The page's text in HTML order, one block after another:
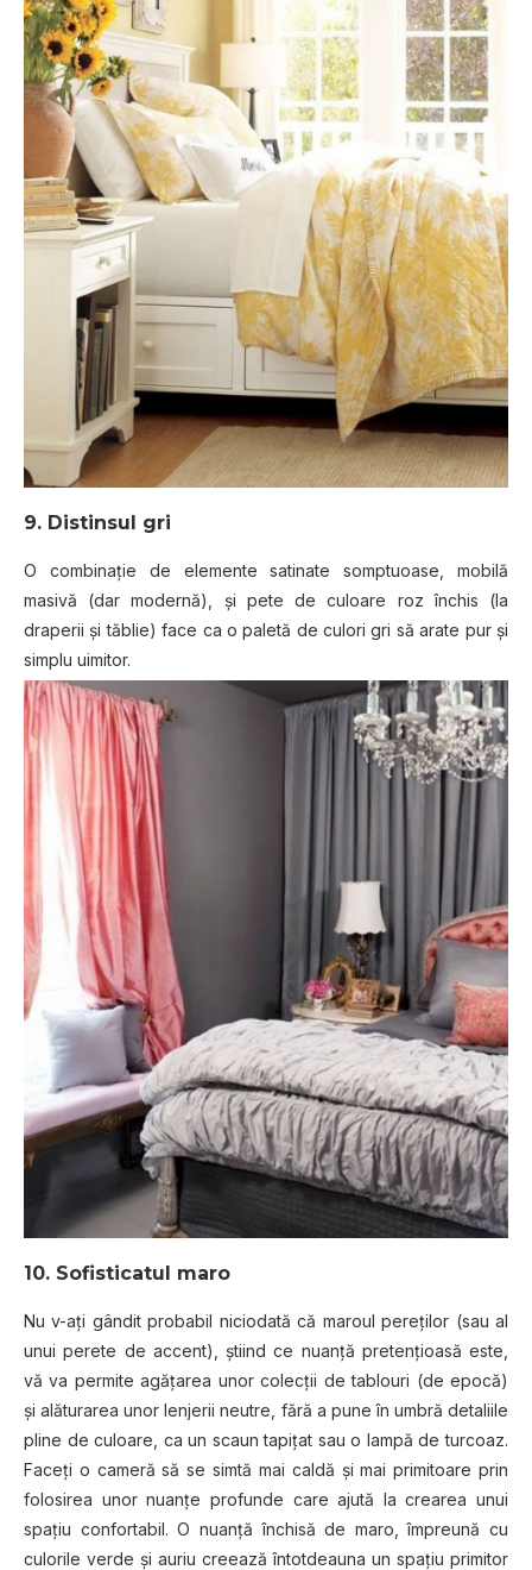
9. Distinsul gri
O combinație de elemente satinate somptuoase, mobilă
masivă (dar modernă), și pete de culoare roz închis (la
draperii și tăblie) face ca o paletă de culori gri să arate pur și
simplu uimitor.
10. Sofisticatul maro
Nu v-ați gândit probabil niciodată că maroul pereților (sau al
unui perete de accent), știind ce nuanță pretențioasă este,
vă va permite agățarea unor colecții de tablouri (de epocă)
și alăturarea unor lenjerii neutre, fără a pune în umbră detaliile
pline de culoare, ca un scaun tapițat sau o lampă de turcoaz.
Faceți o cameră să se simtă mai caldă și mai primitoare prin
folosirea unor nuanțe profunde care ajută la crearea unui
spațiu confortabil. O nuanță închisă de maro, împreună cu
culorile verde și auriu creează întotdeauna un spațiu primitor